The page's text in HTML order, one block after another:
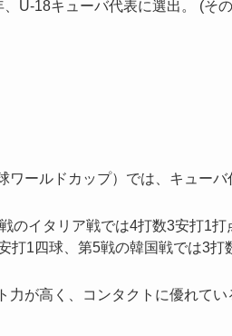
U-18キューバ代表に選出。 (そ
ールドカップ）では、キュー
のイタリア戦では4打数3安打1
打1四球、第5戦の韓国戦では3打
が高く、コンタクトに優れてい